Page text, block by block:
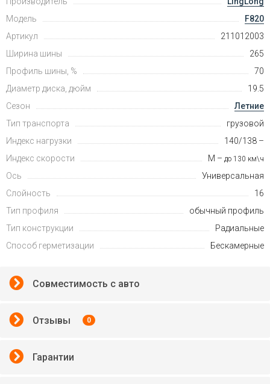
Модель
F820
Артикул
211012003
Ширина шины
265
Профиль шины, %
70
Диаметр диска, дюйм
19.5
Сезон
Летние
Тип транспорта
грузовой
Индекс нагрузки
140/138 –
Индекс скорости
M – до 130 км\ч
Ось
Универсальная
Слойность
16
Тип профиля
обычный профиль
Тип конструкции
Радиальные
Способ герметизации
Бескамерные
Совместимость с авто
Отзывы 0
Гарантии